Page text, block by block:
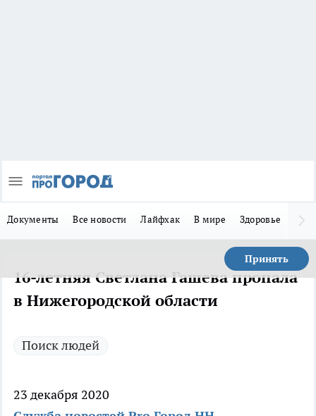
Документы Все новости Лайфхак В мире Здоровье
Принять
16-летняя Светлана Гашева пропала
в Нижегородской области
Поиск людей
23 декабря 2020